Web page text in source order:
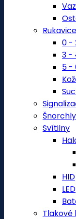
Rukavice
0 -
3 -
5 -
Šnorchly
Svítilny
HID
LED
Tlakové